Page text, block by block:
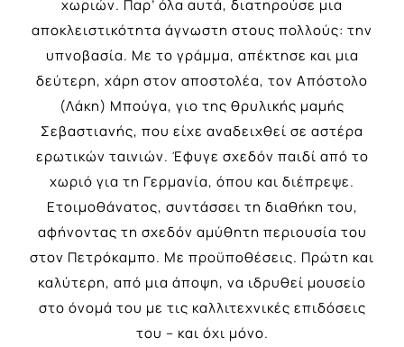
χωριών. Παρ’ όλα αυτά, διατηρούσε μια
αποκλειστικότητα άγνωστη στους πολλούς: την
υπνοβασία. Με το γράμμα, απέκτησε και μια
δεύτερη, χάρη στον αποστολέα, τον Απόστολο
(Λάκη) Μπούγα, γιο της θρυλικής μαμής
Σεβαστιανής, που είχε αναδειχθεί σε αστέρα
ερωτικών ταινιών. Έφυγε σχεδόν παιδί από το
χωριό για τη Γερμανία, όπου και διέπρεψε.
Ετοιμοθάνατος, συντάσσει τη διαθήκη του,
αφήνοντας τη σχεδόν αμύθητη περιουσία του
στον Πετρόκαμπο. Με προϋποθέσεις. Πρώτη και
καλύτερη, από μια άποψη, να ιδρυθεί μουσείο
στο όνομά του με τις καλλιτεχνικές επιδόσεις
του – και όχι μόνο.